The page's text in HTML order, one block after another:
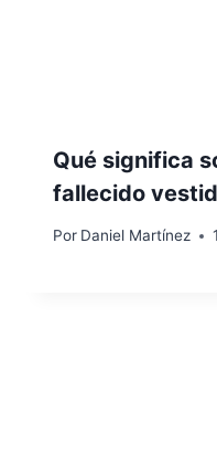
Qué significa
fallecido
Por Daniel Martínez